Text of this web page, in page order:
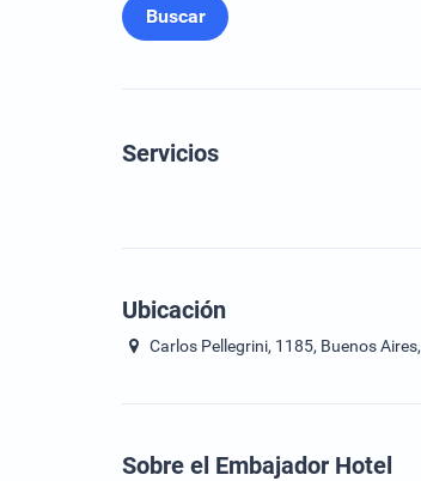
Buscar
Servicios
Ubicación
Carlos Pellegrini, 1185, Buenos
Sobre el Embajador Hotel